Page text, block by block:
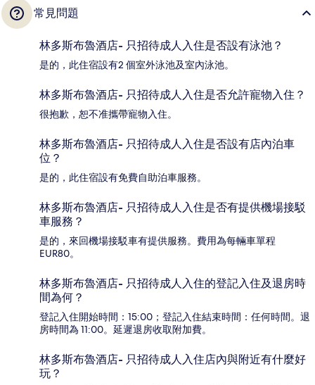
常見問題
林多斯布魯酒店- 只招待成人入住是否設有泳池？
是的，此住宿設有2 個室外泳池及室內泳池。
林多斯布魯酒店- 只招待成人入住是否允許寵物入住？
很抱歉，恕不准攜帶寵物入住。
林多斯布魯酒店- 只招待成人入住是否設有店內泊車
位？
是的，此住宿設有免費自助泊車服務。
林多斯布魯酒店- 只招待成人入住是否有提供機場接駁
車服務？
是的，來回機場接駁車有提供服務。費用為每輛車單程
EUR80。
林多斯布魯酒店- 只招待成人入住的登記入住及退房時
間為何？
登記入住開始時間：15:00；登記入住結束時間：任何時間。退
房時間為 11:00。延遲退房收取附加費。
林多斯布魯酒店- 只招待成人入住店內與附近有什麼好
玩？